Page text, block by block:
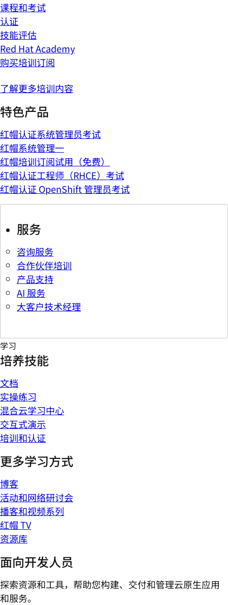
课程和考试
认证
技能评估
Red Hat Academy
购买培训订阅
了解更多培训内容
特色产品
红帽认证系统管理员考试
红帽系统管理一
红帽培训订阅试用（免费）
红帽认证工程师（RHCE）考试
红帽认证 OpenShift 管理员考试
服务
咨询服务
合作伙伴培训
产品支持
AI 服务
大客户技术经理
学习
培养技能
文档
实操练习
混合云学习中心
交互式演示
培训和认证
更多学习方式
博客
活动和网络研讨会
播客和视频系列
红帽 TV
资源库
面向开发人员
探索资源和工具，帮助您构建、交付和管理云原生应用
和服务。